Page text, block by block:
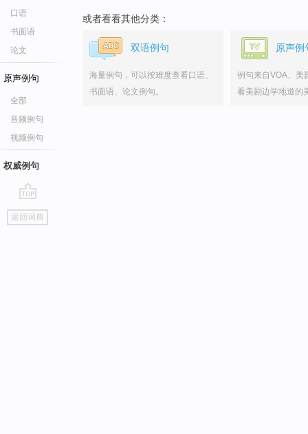
口语
书面语
论文
原声例句
全部
音频例句
视频例句
权威例句
go
top
返回词典
或者看看其他分类：
双语例句
海量例句，可以按难度查看口语、
书面语、论文例句。
原声例
例句来自VOA、美
看美剧边学地道的